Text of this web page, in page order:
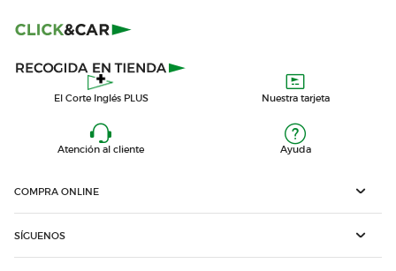
El Corte Inglés PLUS Nuestra tarjeta
Atención al cliente Ayuda
COMPRA ONLINE
SÍGUENOS